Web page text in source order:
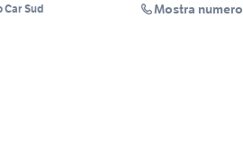
Car Sud Mostra numero